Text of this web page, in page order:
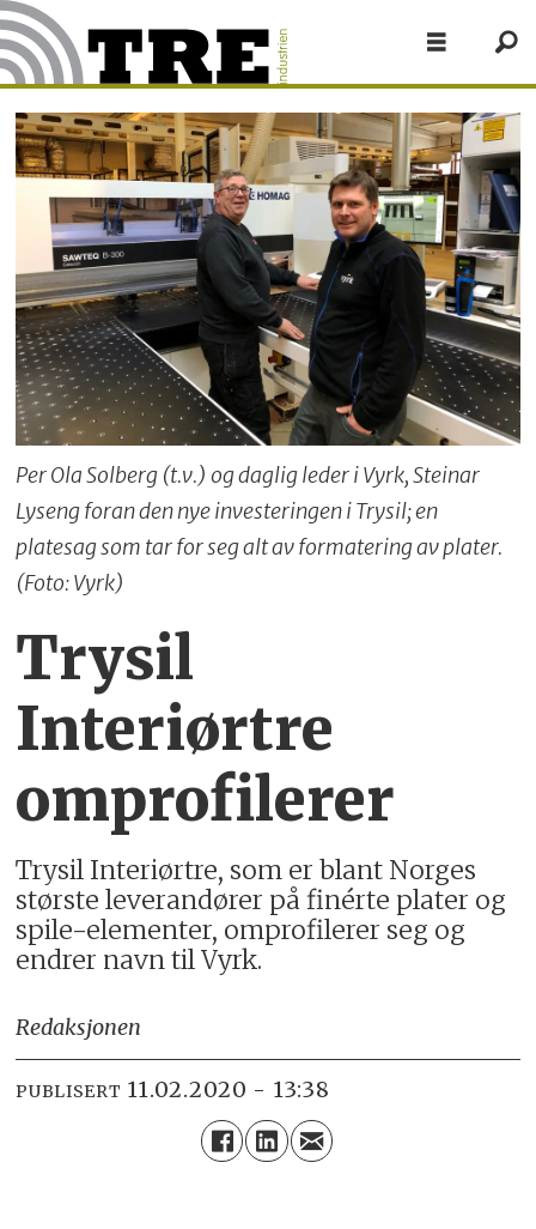
Per Ola Solberg (t.v.) og daglig leder i Vyrk, Steinar
Lyseng foran den nye investeringen i Trysil; en
platesag som tar for seg alt av formatering av plater.
(Foto: Vyrk)
Trysil
Interiørtre
omprofilerer
Trysil Interiørtre, som er blant Norges
største leverandører på finérte plater og
spile-elementer, omprofilerer seg og
endrer navn til Vyrk.
Redaksjonen
PUBLISERT 11.02.2020 - 13:38